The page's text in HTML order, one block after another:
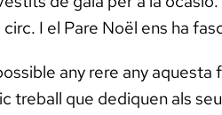
I el Pare Noël ens ha
any rere any
treball que dediquen als